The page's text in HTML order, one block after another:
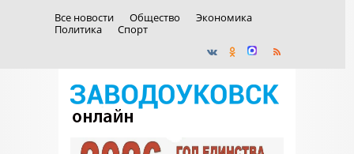
Все новости Общество
Экономика
Политика
Спорт